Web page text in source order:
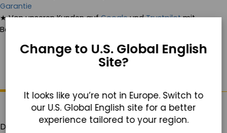
Garantie
★Von unseren Kunden aufGoogleundTrustpilotmit
Bestnoten bewertet
Diese Fahrzeughalterung ist kompatibel mit dem
Change to U.S. Global English
Site?
It looks like you’re not in Europe. Switch to
our U.S. Global English site for a better
experience tailored to your region.